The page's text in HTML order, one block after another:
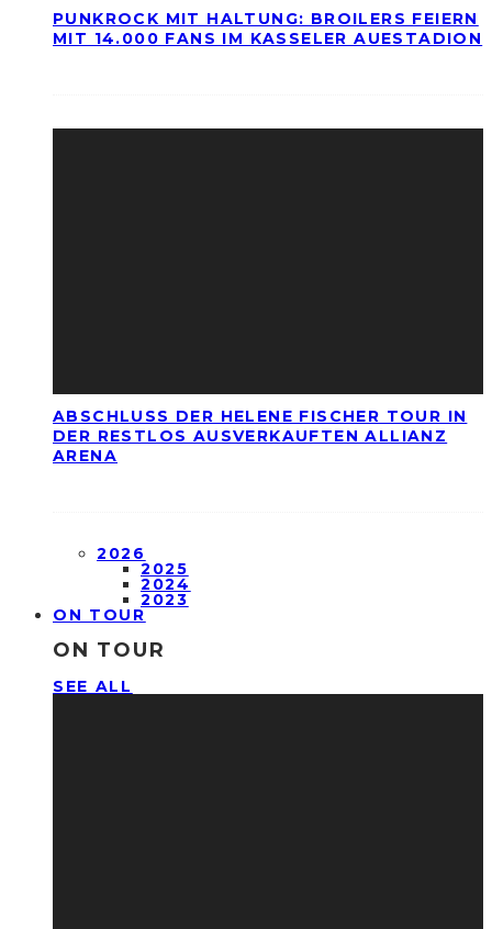
PUNKROCK MIT HALTUNG: BROILERS FEIERN
MIT 14.000 FANS IM KASSELER AUESTADION
ABSCHLUSS DER HELENE FISCHER TOUR IN
DER RESTLOS AUSVERKAUFTEN ALLIANZ
ARENA
2026
2025
2024
2023
ON TOUR
ON TOUR
SEE ALL